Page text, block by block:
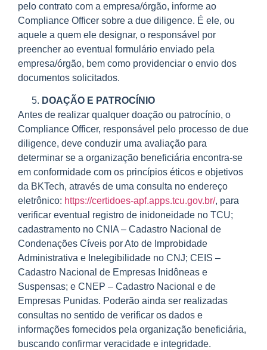
pelo contrato com a empresa/órgão, informe ao
Compliance Officer sobre a due diligence. É ele, ou
aquele a quem ele designar, o responsável por
preencher ao eventual formulário enviado pela
empresa/órgão, bem como providenciar o envio dos
documentos solicitados.
DOAÇÃO E PATROCÍNIO
Antes de realizar qualquer doação ou patrocínio, o
Compliance Officer, responsável pelo processo de due
diligence, deve conduzir uma avaliação para
determinar se a organização beneficiária encontra-se
em conformidade com os princípios éticos e objetivos
da BKTech, através de uma consulta no endereço
eletrônico: https://certidoes-apf.apps.tcu.gov.br/, para
verificar eventual registro de inidoneidade no TCU;
cadastramento no CNIA – Cadastro Nacional de
Condenações Cíveis por Ato de Improbidade
Administrativa e Inelegibilidade no CNJ; CEIS –
Cadastro Nacional de Empresas Inidôneas e
Suspensas; e CNEP – Cadastro Nacional e de
Empresas Punidas. Poderão ainda ser realizadas
consultas no sentido de verificar os dados e
informações fornecidos pela organização beneficiária,
buscando confirmar veracidade e integridade.